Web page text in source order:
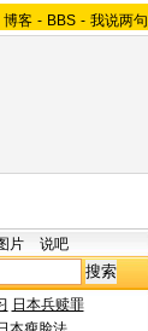
博客 - BBS - 我说两句
片 说吧
日本兵赎罪